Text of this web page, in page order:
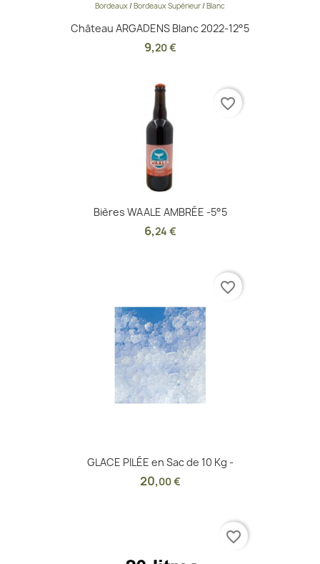
Bordeaux /Bordeaux Supérieur/Blanc
Château ARGADENS Blanc 2022-12°5
9,20 €
Bières WAALE AMBRÉE -5°5
6,24 €
favorite_border
GLACE PILÉE en Sac de 10 Kg -
20,00 €
favorite_border
favorite_border